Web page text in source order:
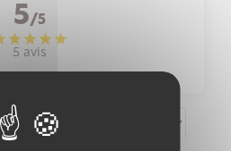
5/5
5 avis